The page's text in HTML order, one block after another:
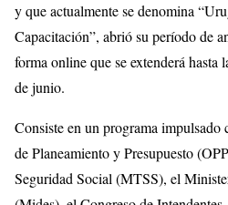
y que actualmente se denomina
Capacitación”, abrió su período de
forma online que se extenderá hasta
de junio.
Consiste en un programa
de Planeamiento y Presupuesto
Seguridad Social (MTSS), el